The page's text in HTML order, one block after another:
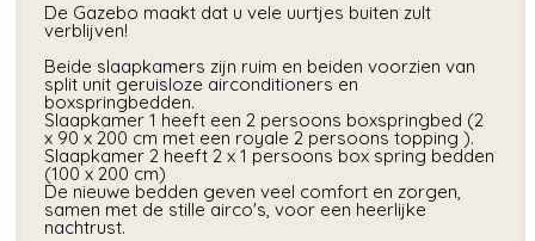
De Gazebo maakt dat u vele uurtjes buiten zult
verblijven!
Beide slaapkamers zijn ruim en beiden voorzien van
split unit geruisloze airconditioners en
boxspringbedden.
Slaapkamer 1 heeft een 2 persoons boxspringbed (2
x 90 x 200 cm met een royale 2 persoons topping ).
Slaapkamer 2 heeft 2 x 1 persoons box spring bedden
(100 x 200 cm)
De nieuwe bedden geven veel comfort en zorgen,
samen met de stille airco's, voor een heerlijke
nachtrust.